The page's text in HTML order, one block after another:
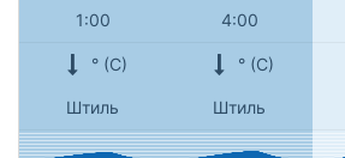
1:00 4:00
° (С) ° (С)
Штиль Штиль